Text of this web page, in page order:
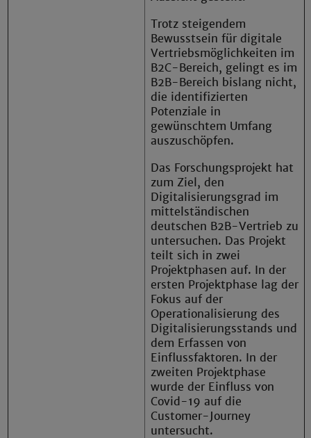
Trotz steigendem
Bewusstsein für digitale
Vertriebsmöglichkeiten im
B2C-Bereich, gelingt es im
B2B-Bereich bislang nicht,
die identifizierten
Potenziale in
gewünschtem Umfang
auszuschöpfen.
Das Forschungsprojekt hat
zum Ziel, den
Digitalisierungsgrad im
mittelständischen
deutschen B2B-Vertrieb zu
untersuchen. Das Projekt
teilt sich in zwei
Projektphasen auf. In der
ersten Projektphase lag der
Fokus auf der
Operationalisierung des
Digitalisierungsstands und
dem Erfassen von
Einflussfaktoren. In der
zweiten Projektphase
wurde der Einfluss von
Covid-19 auf die
Customer-Journey
untersucht.